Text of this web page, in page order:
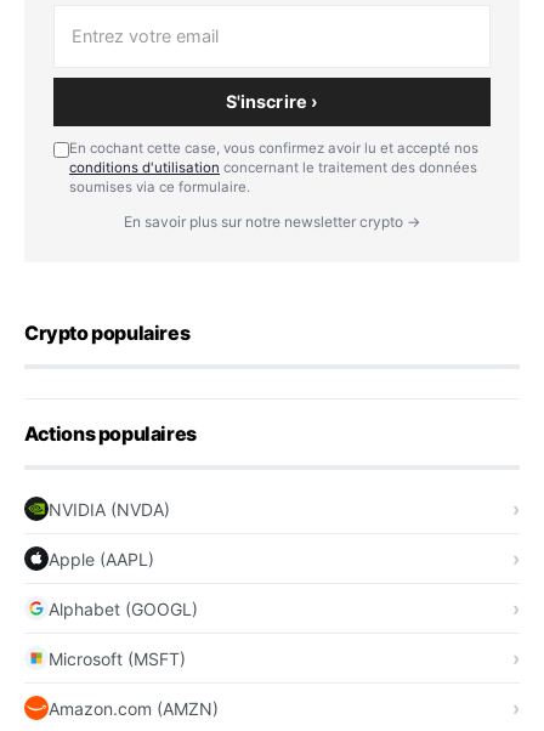
S'inscrire ›
En cochant cette case, vous confirmez avoir lu et accepté nos
conditions d'utilisation concernant le traitement des données
soumises via ce formulaire.
En savoir plus sur notre newsletter crypto →
Crypto populaires
Actions populaires
NVIDIA (NVDA)
Apple (AAPL)
Alphabet (GOOGL)
Microsoft (MSFT)
Amazon.com (AMZN)